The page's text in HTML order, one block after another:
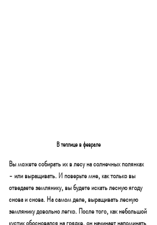
В теплице в феврале
Вы можете собирать их в лесу на солнечных полянках
- или выращивать. И поверьте мне, как только вы
отведаете землянику, вы будете искать лесную ягоду
снова и снова. На самом деле, выращивать лесную
землянику довольно легко. После того, как небольшой
кустик обосновался на грядке, он начинает напоминать